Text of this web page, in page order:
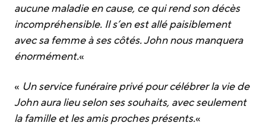
aucune maladie en cause, ce qui rend son décès
incompréhensible. Il s’en est allé paisiblement
avec sa femme à ses côtés. John nous manquera
énormément.«
« Un service funéraire privé pour célébrer la vie de
John aura lieu selon ses souhaits, avec seulement
la famille et les amis proches présents.«